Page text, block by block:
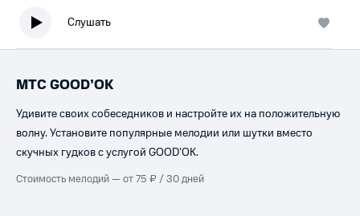
Слушать
МТС GOOD’OK
Удивите своих собеседников и настройте их на положительную
волну. Установите популярные мелодии или шутки вместо
скучных гудков с услугой GOOD’OK.
Стоимость мелодий — от 75 ₽ / 30 дней